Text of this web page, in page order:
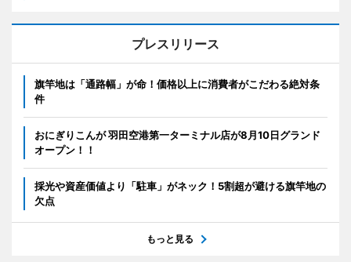
プレスリリース
旗竿地は「通路幅」が命！価格以上に消費者がこだわる絶対条
件
おにぎりこんが 羽田空港第一ターミナル店が8月10日グランド
オープン！！
採光や資産価値より「駐車」がネック！5割超が避ける旗竿地の
欠点
もっと見る